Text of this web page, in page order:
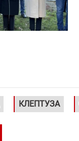
КЛЕПТУЗА